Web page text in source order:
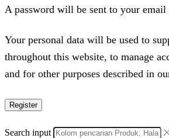
A password will be sent to your email
Your personal data will be used to
throughout this website, to manage
and for other purposes described in
Register
Search input